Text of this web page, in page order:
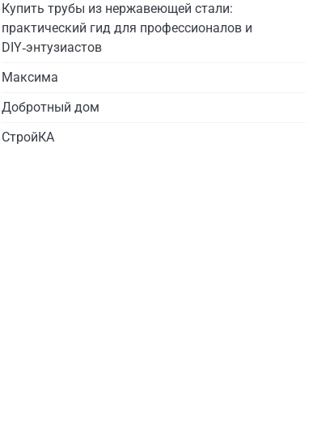
Купить трубы из нержавеющей стали:
практический гид для профессионалов и
DIY‑энтузиастов
Максима
Добротный дом
СтройКА